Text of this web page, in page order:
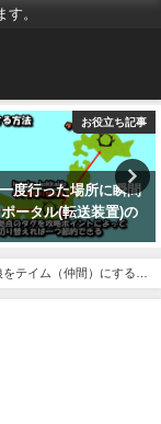
。
お役立ち記事
トコマンドの入力方
がコピペで簡単！動
テイム（仲間）にする方